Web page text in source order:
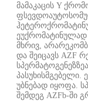
მამაკაცის Y
მხრივ,
და შეიცავს AZF
პასუხისმგებელი.
უბნებად იყოფა.
შემდეგ AZFb-ში